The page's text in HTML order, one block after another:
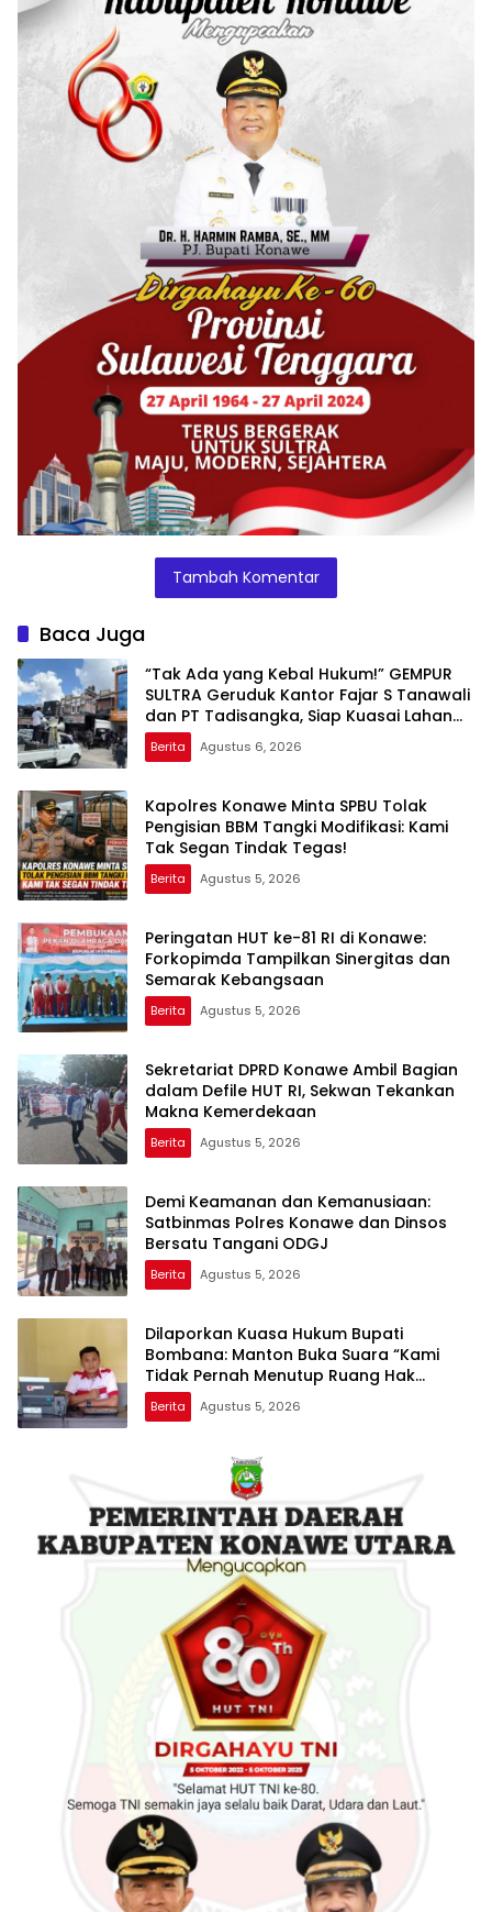
Tambah Komentar
Baca Juga
“Tak Ada yang Kebal Hukum!” GEMPUR
SULTRA Geruduk Kantor Fajar S Tanawali
dan PT Tadisangka, Siap Kuasai Lahan
Puuwatu
Berita Agustus 6, 2026
Kapolres Konawe Minta SPBU Tolak
Pengisian BBM Tangki Modifikasi: Kami
Tak Segan Tindak Tegas!
Berita Agustus 5, 2026
Peringatan HUT ke-81 RI di Konawe:
Forkopimda Tampilkan Sinergitas dan
Semarak Kebangsaan
Berita Agustus 5, 2026
Sekretariat DPRD Konawe Ambil Bagian
dalam Defile HUT RI, Sekwan Tekankan
Makna Kemerdekaan
Berita Agustus 5, 2026
Demi Keamanan dan Kemanusiaan:
Satbinmas Polres Konawe dan Dinsos
Bersatu Tangani ODGJ
Berita Agustus 5, 2026
Dilaporkan Kuasa Hukum Bupati
Bombana: Manton Buka Suara “Kami
Tidak Pernah Menutup Ruang Hak
Jawab”
Berita Agustus 5, 2026